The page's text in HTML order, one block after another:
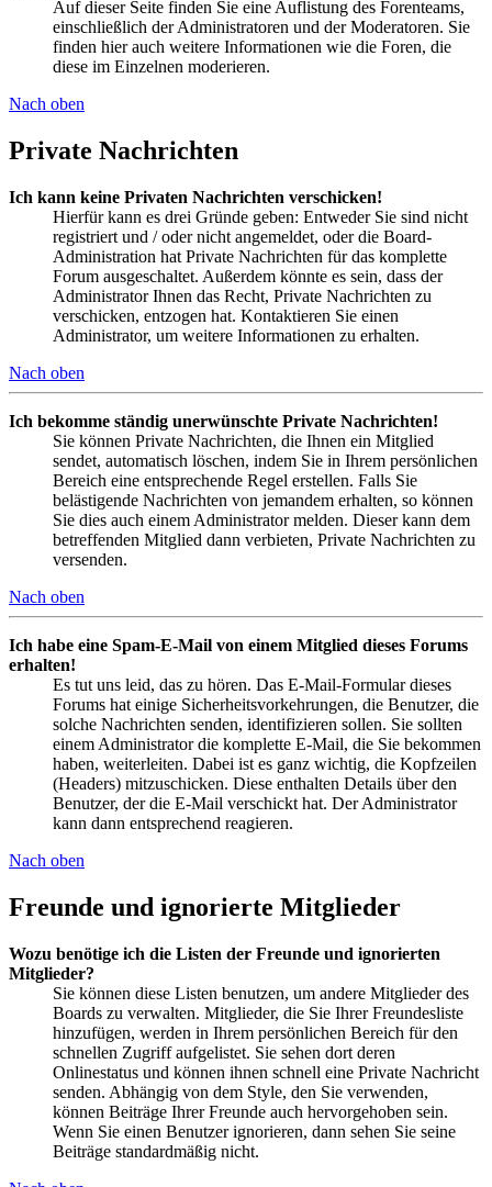
Auf dieser Seite finden Sie eine Auflistung des Forenteams,
einschließlich der Administratoren und der Moderatoren. Sie
finden hier auch weitere Informationen wie die Foren, die
diese im Einzelnen moderieren.
Nach oben
Private Nachrichten
Ich kann keine Privaten Nachrichten verschicken!
Hierfür kann es drei Gründe geben: Entweder Sie sind nicht
registriert und / oder nicht angemeldet, oder die Board-
Administration hat Private Nachrichten für das komplette
Forum ausgeschaltet. Außerdem könnte es sein, dass der
Administrator Ihnen das Recht, Private Nachrichten zu
verschicken, entzogen hat. Kontaktieren Sie einen
Administrator, um weitere Informationen zu erhalten.
Nach oben
Ich bekomme ständig unerwünschte Private Nachrichten!
Sie können Private Nachrichten, die Ihnen ein Mitglied
sendet, automatisch löschen, indem Sie in Ihrem persönlichen
Bereich eine entsprechende Regel erstellen. Falls Sie
belästigende Nachrichten von jemandem erhalten, so können
Sie dies auch einem Administrator melden. Dieser kann dem
betreffenden Mitglied dann verbieten, Private Nachrichten zu
versenden.
Nach oben
Ich habe eine Spam-E-Mail von einem Mitglied dieses Forums
erhalten!
Es tut uns leid, das zu hören. Das E-Mail-Formular dieses
Forums hat einige Sicherheitsvorkehrungen, die Benutzer, die
solche Nachrichten senden, identifizieren sollen. Sie sollten
einem Administrator die komplette E-Mail, die Sie bekommen
haben, weiterleiten. Dabei ist es ganz wichtig, die Kopfzeilen
(Headers) mitzuschicken. Diese enthalten Details über den
Benutzer, der die E-Mail verschickt hat. Der Administrator
kann dann entsprechend reagieren.
Nach oben
Freunde und ignorierte Mitglieder
Wozu benötige ich die Listen der Freunde und ignorierten
Mitglieder?
Sie können diese Listen benutzen, um andere Mitglieder des
Boards zu verwalten. Mitglieder, die Sie Ihrer Freundesliste
hinzufügen, werden in Ihrem persönlichen Bereich für den
schnellen Zugriff aufgelistet. Sie sehen dort deren
Onlinestatus und können ihnen schnell eine Private Nachricht
senden. Abhängig von dem Style, den Sie verwenden,
können Beiträge Ihrer Freunde auch hervorgehoben sein.
Wenn Sie einen Benutzer ignorieren, dann sehen Sie seine
Beiträge standardmäßig nicht.